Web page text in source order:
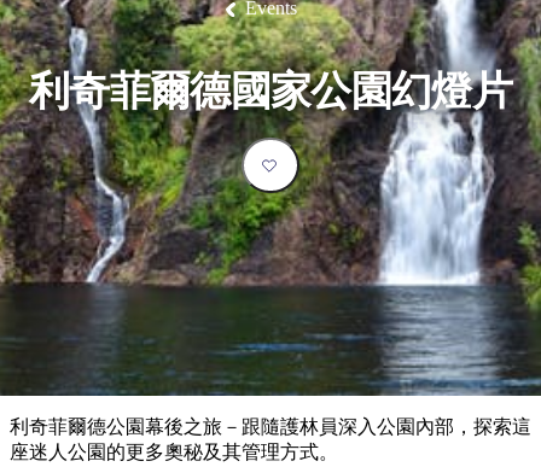
必
訪
景
點
最
受
歡
迎
目
的
地
和
戶
外
泉
池
公
園
石
保
護
區
古
克
瀑
布
唐
納
國
家
公
園
必
玩
活
動
體
驗
旅
客
類
型
推
薦
榜
單
野
營
駕
遊
規
劃
和
預
訂
實
資
訊
Events
利奇菲爾德國家公園幻燈片
利奇菲爾德公園幕後之旅－跟隨護林員深入公園內部，探索這
座迷人公園的更多奧秘及其管理方式。